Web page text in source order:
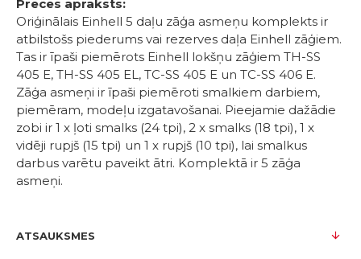
Preces apraksts:
Oriģinālais Einhell 5 daļu zāģa asmeņu komplekts ir
atbilstošs piederums vai rezerves daļa Einhell zāģiem.
Tas ir īpaši piemērots Einhell lokšņu zāģiem TH-SS
405 E, TH-SS 405 EL, TC-SS 405 E un TC-SS 406 E.
Zāģa asmeņi ir īpaši piemēroti smalkiem darbiem,
piemēram, modeļu izgatavošanai. Pieejamie dažādie
zobi ir 1 x ļoti smalks (24 tpi), 2 x smalks (18 tpi), 1 x
vidēji rupjš (15 tpi) un 1 x rupjš (10 tpi), lai smalkus
darbus varētu paveikt ātri. Komplektā ir 5 zāģa
asmeņi.
ATSAUKSMES